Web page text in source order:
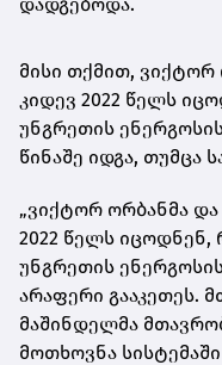
მისი თქმით,
კიდევ 2022 წელს
უნგრეთის
წინაშე იდგა, თუმცა
„ვიქტორ ორბანმა
2022 წელს იცოდნენ,
უნგრეთის
არაფერი გააკეთეს.
მაშინდელმა
მოთხოვნა